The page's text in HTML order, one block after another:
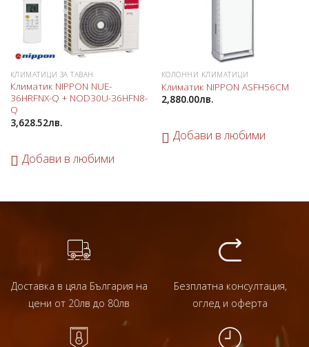
КЛИМАТИЦИ ЗА ТАВАН
Климатик NIPPON NUE-
36HRFNX-Q + NOD30U-36HFN8-
Q
3,628.52лв.
Добави в любими
КОЛОННИ КЛИМАТИЦИ
Климатик NIPPON ASFH56CM
2,880.00лв.
Добави в любими
Доставка в цяла България на
цени от 20лв до 80лв
Безплатна консултация,
оглед и оферта